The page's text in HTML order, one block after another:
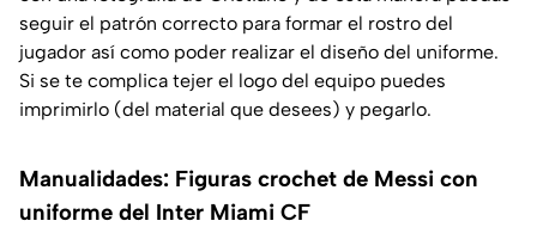
seguir el patrón correcto para formar el rostro del
jugador así como poder realizar el diseño del uniforme.
Si se te complica tejer el logo del equipo puedes
imprimirlo (del material que desees) y pegarlo.
Manualidades: Figuras crochet de Messi con
uniforme del Inter Miami CF